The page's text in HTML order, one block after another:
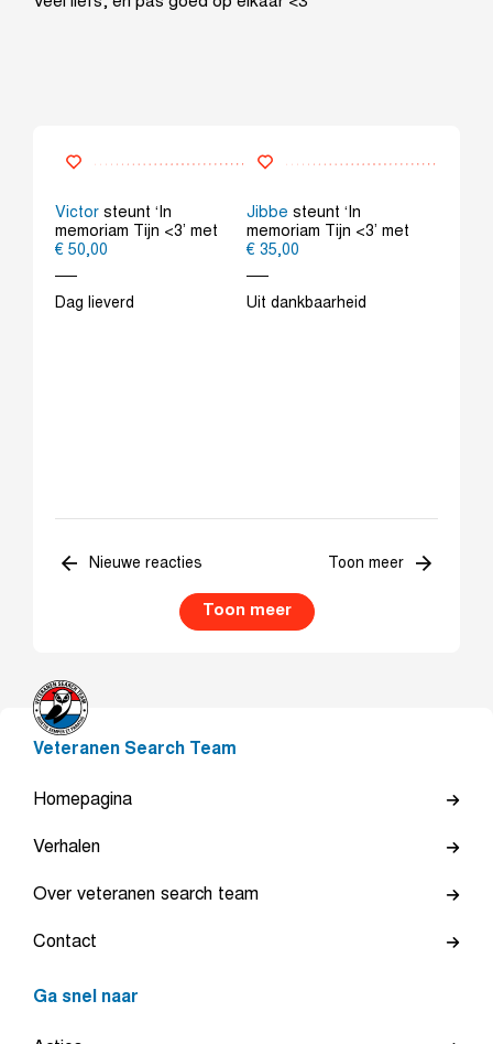
Victor steunt ‘In
memoriam Tijn <3’ met
€ 50,00
Dag lieverd
Jibbe steunt ‘In
memoriam Tijn <3’ met
€ 35,00
Uit dankbaarheid
Nieuwe reacties Toon meer
Toon meer
Veteranen Search Team
Homepagina
Verhalen
Over veteranen search team
Contact
Ga snel naar